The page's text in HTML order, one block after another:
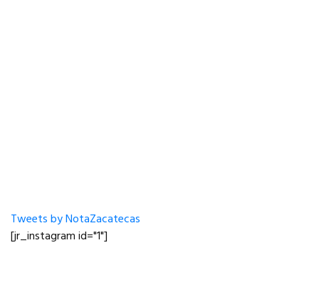
Tweets by NotaZacatecas
[jr_instagram id="1"]